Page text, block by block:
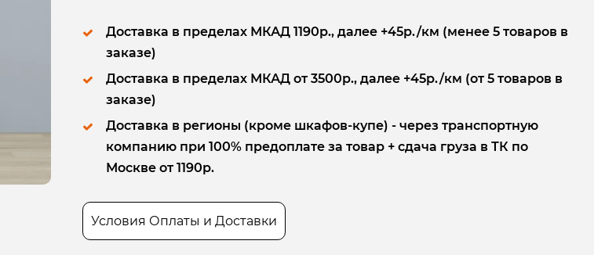
Доставка в пределах МКАД 1190р., далее +45р./км (менее 5 товаров в
заказе)
Доставка в пределах МКАД от 3500р., далее +45р./км (от 5 товаров в
заказе)
Доставка в регионы (кроме шкафов-купе) - через транспортную
компанию при 100% предоплате за товар + сдача груза в ТК по
Москве от 1190р.
Условия Оплаты и Доставки